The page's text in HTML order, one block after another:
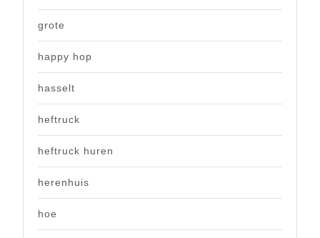
grote
happy hop
hasselt
heftruck
heftruck huren
herenhuis
hoe